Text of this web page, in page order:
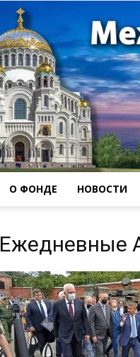
О ФОНДЕ НОВОСТИ
Ежедневные